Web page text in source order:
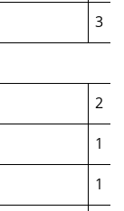
3
2
1
1